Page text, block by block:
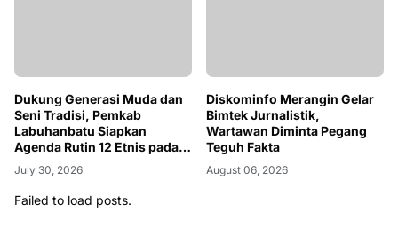
Dukung Generasi Muda dan
Seni Tradisi, Pemkab
Labuhanbatu Siapkan
Agenda Rutin 12 Etnis pada
2027
July 30, 2026
Diskominfo Merangin Gelar
Bimtek Jurnalistik,
Wartawan Diminta Pegang
Teguh Fakta
August 06, 2026
Failed to load posts.